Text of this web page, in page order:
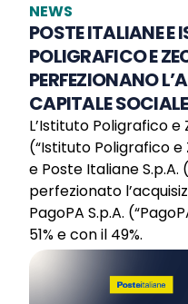
NEWS
POSTE ITALIANE E
POLIGRAFICO E
PERFEZIONANO
CAPITALE
L’Istituto Poligrafico e
(“Istituto Poligrafico e
e Poste Italiane
perfezionato
PagoPA S.p.A.
51% e con il 49%.